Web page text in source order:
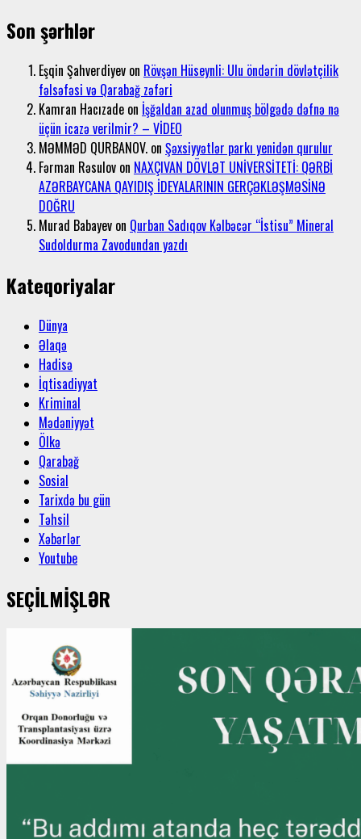
Son şərhlər
Eşqin Şahverdiyev on Rövşən Hüseynli: Ulu öndərin dövlətçilik
fəlsəfəsi və Qarabağ zəfəri
Kamran Hacızade on İşğaldan azad olunmuş bölgədə dəfnə nə
üçün icazə verilmir? – VİDEO
MƏMMƏD QURBANOV. on Şəxsiyyətlər parkı yenidən qurulur
Fərman Rəsulov on NAXÇIVAN DÖVLƏT UNİVERSİTETİ: QƏRBİ
AZƏRBAYCANA QAYIDIŞ İDEYALARININ GERÇƏKLƏŞMƏSİNƏ
DOĞRU
Murad Babayev on Qurban Sadıqov Kəlbəcər “İstisu” Mineral
Sudoldurma Zavodundan yazdı
Kateqoriyalar
Dünya
Əlaqə
Hadisə
İqtisadiyyat
Kriminal
Mədəniyyət
Ölkə
Qarabağ
Sosial
Tarixdə bu gün
Təhsil
Xəbərlər
Youtube
SEÇİLMİŞLƏR